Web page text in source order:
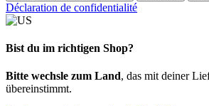
Déclaration de confidentialité
Bist du im richtigen Shop?
Bitte wechsle zum Land, das mit deiner
übereinstimmt.